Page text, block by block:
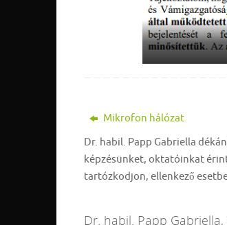
Mikrofon hálózat
Dr. habil. Papp Gabriella
képzésünket, oktatóinkat
tartózkodjon, ellenkező
Dr. habil. Papp Gabriella,